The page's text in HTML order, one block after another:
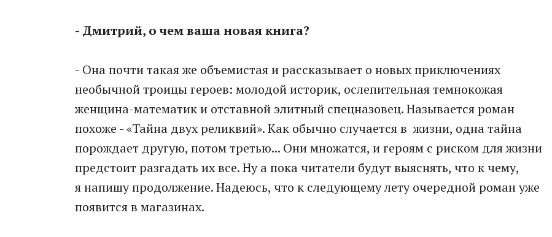
- Дмитрий, о чем ваша новая книга?
- Она почти такая же объемистая и рассказывает о новых приключениях
необычной троицы героев: молодой историк, ослепительная темнокожая
женщина-математик и отставной элитный спецназовец. Называется роман
похоже - «Тайна двух реликвий». Как обычно случается в жизни, одна тайна
порождает другую, потом третью... Они множатся, и героям с риском для жизни
предстоит разгадать их все. Ну а пока читатели будут выяснять, что к чему,
я напишу продолжение. Надеюсь, что к следующему лету очередной роман уже
появится в магазинах.